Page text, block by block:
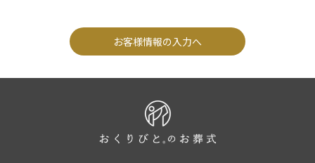
お客様情報の入力へ